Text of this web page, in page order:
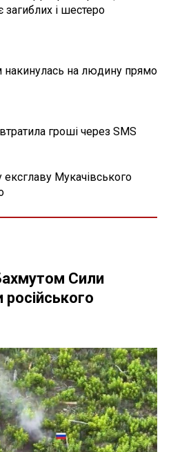
загиблих і шестеро
на людину прямо
гроші через SMS
ексглаву Мукачівського
Сили